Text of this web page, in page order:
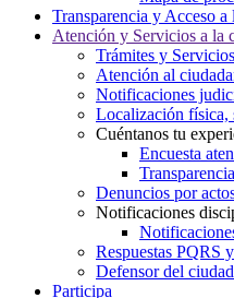
Transparencia y Acceso
Atención y Servicios a la
Trámites y Servicios
Atención al
Notificaciones
Localización física,
Cuéntanos tu
Encuesta
Denuncios por
Notificaciones
Respuestas PQRS
Defensor del
Participa